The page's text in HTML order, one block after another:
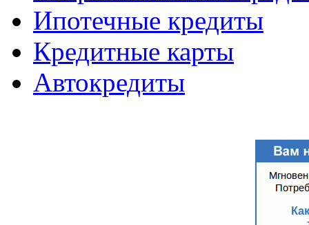
Ипотечные кредиты
Кредитные карты
Автокредиты